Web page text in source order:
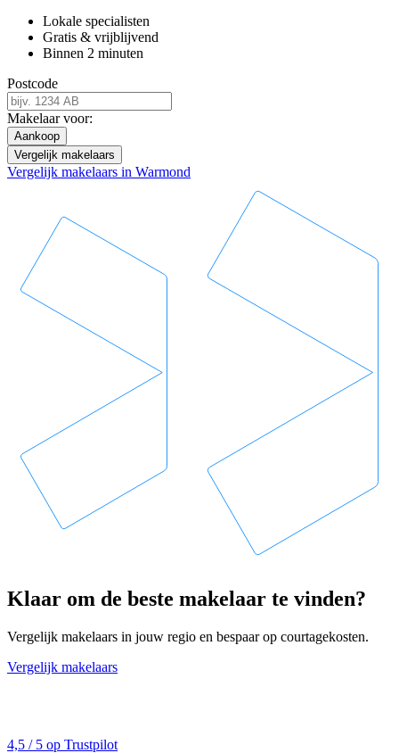
Lokale specialisten
Gratis & vrijblijvend
Binnen 2 minuten
Postcode
Makelaar voor:
Aankoop
Vergelijk makelaars
Vergelijk makelaars in Warmond
Klaar om de beste makelaar te vinden?
Vergelijk makelaars in jouw regio en bespaar op courtagekosten.
Vergelijk makelaars
4,5 / 5 op Trustpilot